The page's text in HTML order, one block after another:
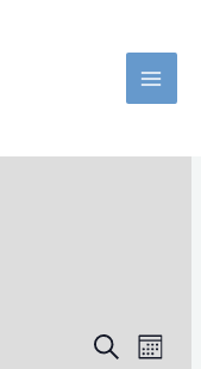
MAIN
Recherche
RECHERCHE
MOIS